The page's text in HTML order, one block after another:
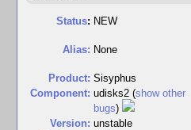
Status: NEW
Alias: None
Product: Sisyphus
Component: udisks2 (show other
bugs)
Version: unstable